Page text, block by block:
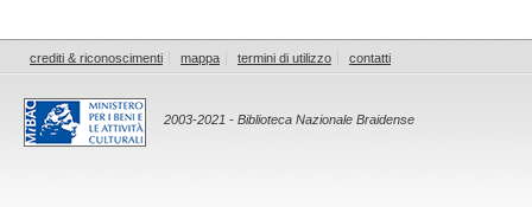
crediti & riconoscimenti mappa termini di utilizzo contatti
2003-2021 - Biblioteca Nazionale Braidense